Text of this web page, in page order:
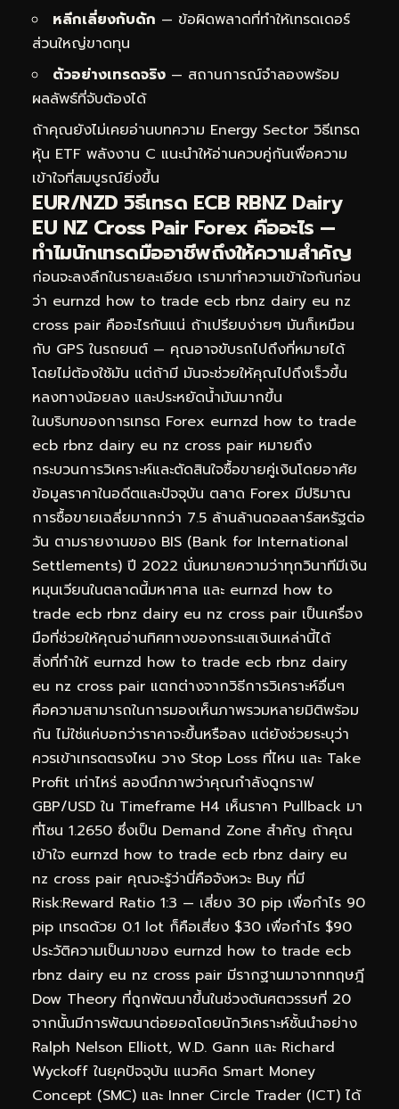
หลีกเลี่ยงกับดัก — ข้อผิดพลาดที่ทำให้เทรดเดอร์
ส่วนใหญ่ขาดทุน
ตัวอย่างเทรดจริง — สถานการณ์จำลองพร้อม
ผลลัพธ์ที่จับต้องได้
ถ้าคุณยังไม่เคยอ่านบทความ Energy Sector วิธีเทรด
หุ้น ETF พลังงาน C แนะนำให้อ่านควบคู่กันเพื่อความ
เข้าใจที่สมบูรณ์ยิ่งขึ้น
EUR/NZD วิธีเทรด ECB RBNZ Dairy
EU NZ Cross Pair Forex คืออะไร —
ทำไมนักเทรดมืออาชีพถึงให้ความสำคัญ
ก่อนจะลงลึกในรายละเอียด เรามาทำความเข้าใจกันก่อน
ว่า eurnzd how to trade ecb rbnz dairy eu nz
cross pair คืออะไรกันแน่ ถ้าเปรียบง่ายๆ มันก็เหมือน
กับ GPS ในรถยนต์ — คุณอาจขับรถไปถึงที่หมายได้
โดยไม่ต้องใช้มัน แต่ถ้ามี มันจะช่วยให้คุณไปถึงเร็วขึ้น
หลงทางน้อยลง และประหยัดน้ำมันมากขึ้น
ในบริบทของการเทรด Forex eurnzd how to trade
ecb rbnz dairy eu nz cross pair หมายถึง
กระบวนการวิเคราะห์และตัดสินใจซื้อขายคู่เงินโดยอาศัย
ข้อมูลราคาในอดีตและปัจจุบัน ตลาด Forex มีปริมาณ
การซื้อขายเฉลี่ยมากกว่า 7.5 ล้านล้านดอลลาร์สหรัฐต่อ
วัน ตามรายงานของ BIS (Bank for International
Settlements) ปี 2022 นั่นหมายความว่าทุกวินาทีมีเงิน
หมุนเวียนในตลาดนี้มหาศาล และ eurnzd how to
trade ecb rbnz dairy eu nz cross pair เป็นเครื่อง
มือที่ช่วยให้คุณอ่านทิศทางของกระแสเงินเหล่านี้ได้
สิ่งที่ทำให้ eurnzd how to trade ecb rbnz dairy
eu nz cross pair แตกต่างจากวิธีการวิเคราะห์อื่นๆ
คือความสามารถในการมองเห็นภาพรวมหลายมิติพร้อม
กัน ไม่ใช่แค่บอกว่าราคาจะขึ้นหรือลง แต่ยังช่วยระบุว่า
ควรเข้าเทรดตรงไหน วาง Stop Loss ที่ไหน และ Take
Profit เท่าไหร่ ลองนึกภาพว่าคุณกำลังดูกราฟ
GBP/USD ใน Timeframe H4 เห็นราคา Pullback มา
ที่โซน 1.2650 ซึ่งเป็น Demand Zone สำคัญ ถ้าคุณ
เข้าใจ eurnzd how to trade ecb rbnz dairy eu
nz cross pair คุณจะรู้ว่านี่คือจังหวะ Buy ที่มี
Risk:Reward Ratio 1:3 — เสี่ยง 30 pip เพื่อกำไร 90
pip เทรดด้วย 0.1 lot ก็คือเสี่ยง $30 เพื่อกำไร $90
ประวัติความเป็นมาของ eurnzd how to trade ecb
rbnz dairy eu nz cross pair มีรากฐานมาจากทฤษฎี
Dow Theory ที่ถูกพัฒนาขึ้นในช่วงต้นศตวรรษที่ 20
จากนั้นมีการพัฒนาต่อยอดโดยนักวิเคราะห์ชั้นนำอย่าง
Ralph Nelson Elliott, W.D. Gann และ Richard
Wyckoff ในยุคปัจจุบัน แนวคิด Smart Money
Concept (SMC) และ Inner Circle Trader (ICT) ได้